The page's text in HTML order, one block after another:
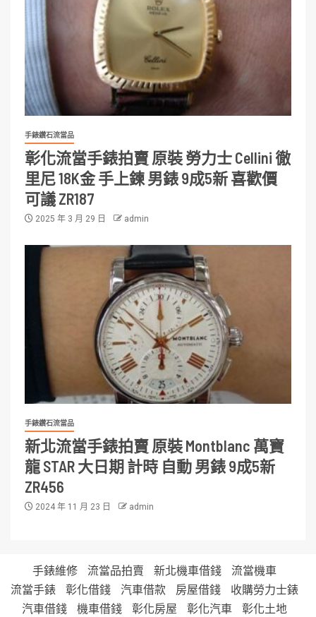
手錶鑽石流當品
彰化流當手錶拍賣 原裝 勞力士 Cellini 徹
里尼 18K金 手上鍊 男錶 9成5新 喜歡價
可議 ZR187
2025 年 3 月 29 日 admin
手錶鑽石流當品
新北流當手錶拍賣 原裝 Montblanc 萬寶
龍 STAR 大日期 計時 自動 男錶 9成5新
ZR456
2024 年 11 月 23 日 admin
手錶維修 流當品拍賣 新北機車借錢
流當機車
流當手錶
彰化借錢 汽車借款 房屋借錢
收購勞力士錶
汽車借錢
機車借錢 彰化房屋 彰化汽車 彰化土地